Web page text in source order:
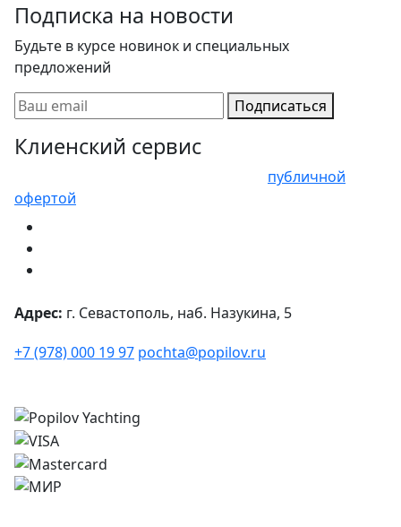
Подписка на новости
Будьте в курсе новинок и специальных
предложений
Подписаться
Клиенский сервис
публичной
офертой
Адрес: г. Севастополь, наб. Назукина, 5
+7 (978) 000 19 97 pochta@popilov.ru